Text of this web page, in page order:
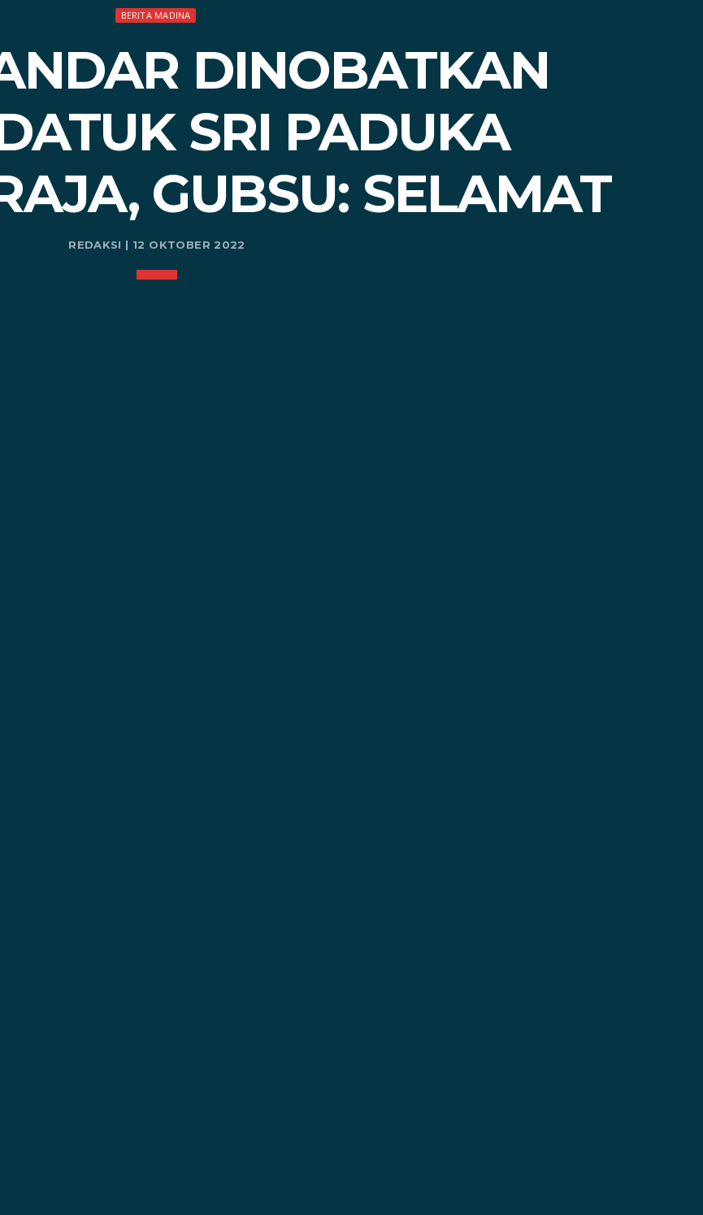
BERITA MADINA
DINOBATKAN
SRI PADUKA
GUBSU: SELAMAT
REDAKSI | 12 OKTOBER 2022